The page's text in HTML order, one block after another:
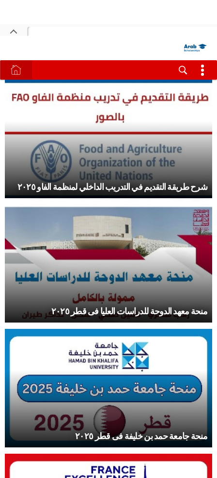
شرح طريقة التقديم في التدريب الداخلي لمنظمة الفاو ٢٠٢٥
منحة معهد الدوحة للدراسات العليا فى قطر ٢٠٢٥
منحة جامعة حمد بن خليفة فى قطر ٢٠٢٥